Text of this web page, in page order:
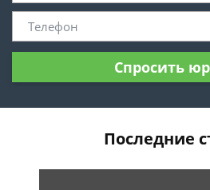
Спросить
Последние